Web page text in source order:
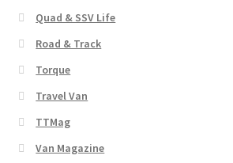
Quad & SSV Life
Road & Track
Torque
Travel Van
TTMag
Van Magazine